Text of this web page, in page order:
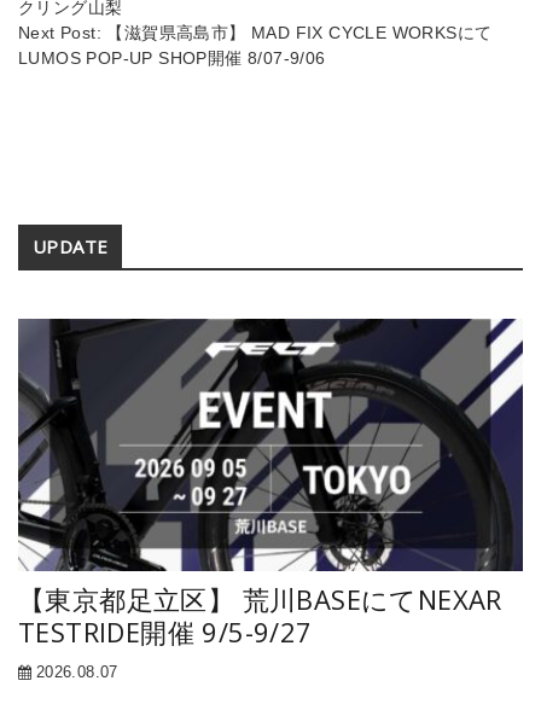
クリング山梨
Next Post:
【滋賀県高島市】 MAD FIX CYCLE WORKSにて
LUMOS POP-UP SHOP開催 8/07-9/06
Secondary
UPDATE
【東京都足立区】 荒川BASEにてNEXAR
TESTRIDE開催 9/5-9/27
2026.08.07